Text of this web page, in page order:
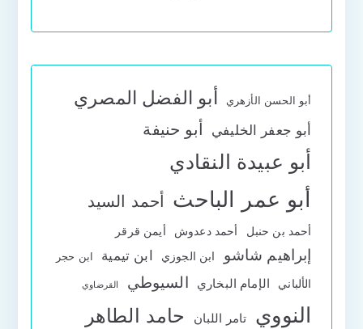
أبو الحسن الأزهري أبو الفضل المصري
أبو جعفر الخليفي أبو حنيفة
أبو عبيدة النقادي
أبو عمر الباحث أحمد السيد
أحمد بن حنبل أحمد دعدوش أيمن قرقر
إبراهيم شاشو ابن الجوزي ابن تيمية ابن حجر
الألباني الإمام البخاري السيوطي القرضاوي
النووي تامر اللبان حامد الطاهر